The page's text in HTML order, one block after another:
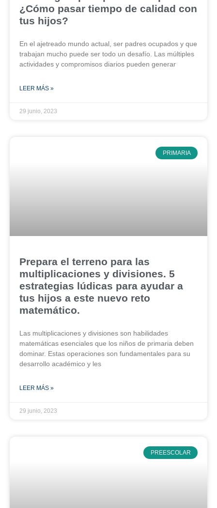
¿Cómo pasar tiempo de calidad con
tus hijos?
En el ajetreado mundo actual, ser padres ocupados y que
trabajan mucho puede ser todo un desafío. Las múltiples
actividades y compromisos diarios pueden generar
LEER MÁS »
29 junio, 2023
PRIMARIA
Prepara el terreno para las
multiplicaciones y divisiones. 5
estrategias lúdicas para ayudar a
tus hijos a este nuevo reto
matemático.
Las multiplicaciones y divisiones son habilidades
matemáticas esenciales que los niños de primaria deben
dominar. Estas operaciones son fundamentales para su
desarrollo académico y les
LEER MÁS »
29 junio, 2023
PREESCOLAR